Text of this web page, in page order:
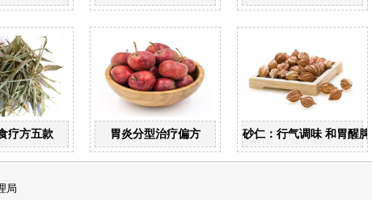
疗方五款 胃炎分型治疗偏方 砂仁：行气调味 和胃醒脾
局